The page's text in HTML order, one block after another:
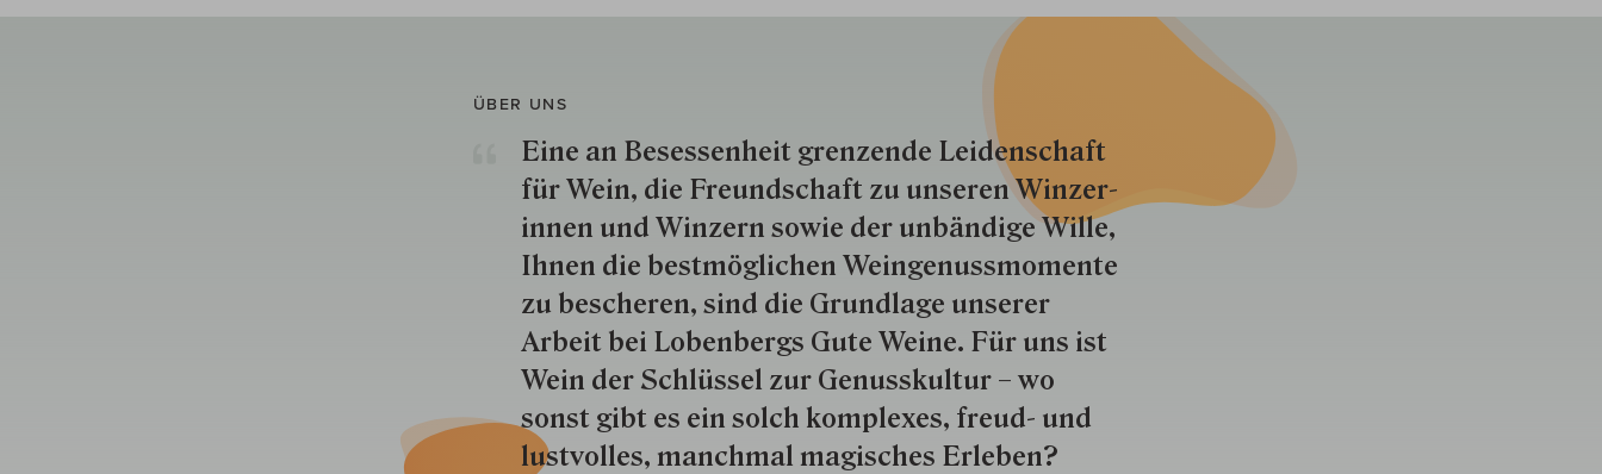
ÜBER UNS
Eine an Besessenheit gren­zende Lei­den­schaft
für Wein, die Freund­schaft zu unseren Win­zer­
innen und Win­zern so­wie der un­bän­dige Wille,
Ihnen die best­mög­lich­en Wein­genuss­momente
zu besche­ren, sind die Grund­lage unserer
Arbeit bei Lobenbergs Gute Weine. Für uns ist
Wein der Schlüs­sel zur Genuss­kultur – wo
sonst gibt es ein solch kom­plexes, freud- und
lustvolles, manchmal ma­gisch­es Er­le­ben?